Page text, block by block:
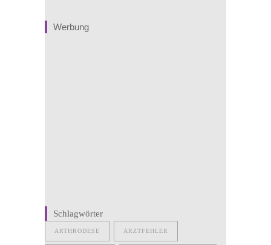
Werbung
Schlagwörter
ARTHRODESE ARZTFEHLER